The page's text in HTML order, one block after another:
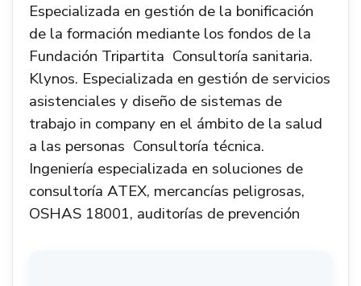
Especializada en gestión de la bonificación
de la formación mediante los fondos de la
Fundación Tripartita  Consultoría sanitaria.
Klynos. Especializada en gestión de servicios
asistenciales y diseño de sistemas de
trabajo in company en el ámbito de la salud
a las personas  Consultoría técnica.
Ingeniería especializada en soluciones de
consultoría ATEX, mercancías peligrosas,
OSHAS 18001, auditorías de prevención